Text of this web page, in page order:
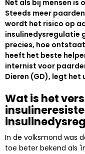
Net als bij mensen is
Steeds meer
wordt het risico op
insulinedysregulatie
precies, hoe
heeft het beste
internist voor
Dieren (GD), legt het
Wat is het
In de volksmond was
toe beter bekend als